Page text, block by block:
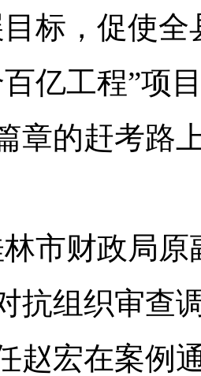
标，促使全
亿工程”项
章的赶考路
财政局原
抗组织审查
赵宏在案例